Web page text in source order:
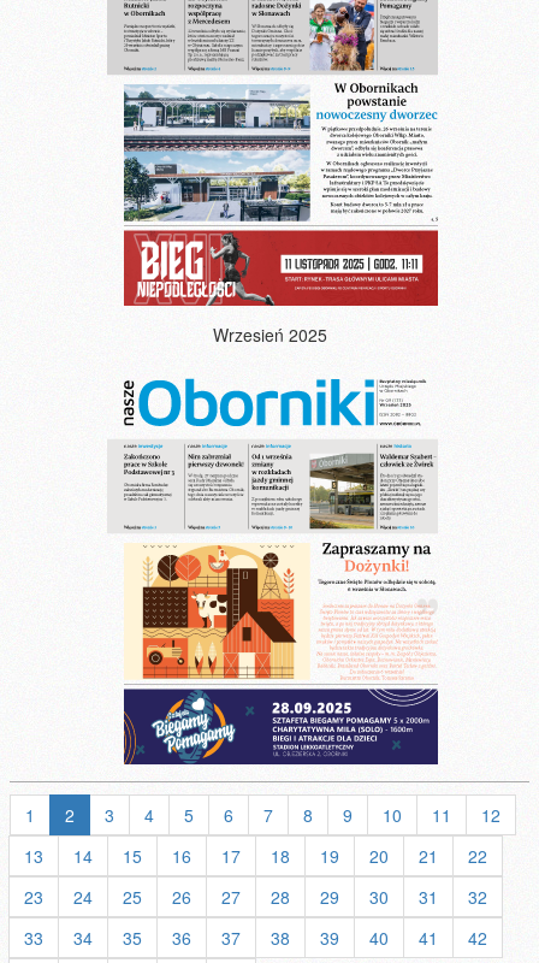
Wrzesień 2025
1 2 3 4 5 6 7 8 9 10 11
12
13
14 15 16 17 18 19 20 21
22
23
24 25 26 27 28 29 30 31
32
33
34 35 36 37 38 39 40 41
42